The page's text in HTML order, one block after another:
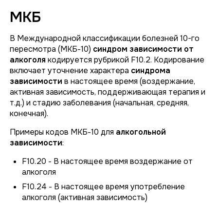
МКБ
В Международной классификации болезней 10-го
пересмотра (МКБ-10) синдром зависимости от
алкоголя кодируется рубрикой F10.2. Кодирование
включает уточнение характера синдрома
зависимости в настоящее время (воздержание,
активная зависимость, поддерживающая терапия и
т.д.) и стадию заболевания (начальная, средняя,
конечная).
Примеры кодов МКБ-10 для алкогольной
зависимости:
F10.20 - В настоящее время воздержание от
алкоголя
F10.24 - В настоящее время употребление
алкоголя (активная зависимость)